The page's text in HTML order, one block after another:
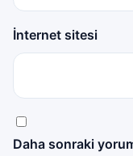
İnternet sitesi
Daha sonraki